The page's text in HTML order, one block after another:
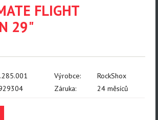
FLIGHT
29"
Výrobce:
RockShox
Záruka: 24 měsíců